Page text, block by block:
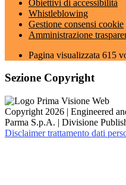
Obiettivi di accessibilità
Whistleblowing
Gestione consensi cookie
Amministrazione
Pagina visualizzata 615
Sezione Copyright
Copyright 2026 | Engineered
Parma S.p.A. | Divisione
Disclaimer trattamento dati